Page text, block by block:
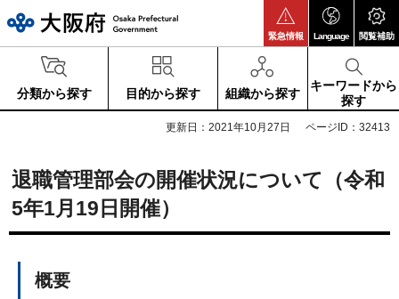
緊急情報 Language 閲覧補助
分類から探す 目的から探す 組織から探す
キーワードから
探す
更新日：2021年10月27日 ページID：32413
退職管理部会の開催状況について（令和
5年1月19日開催）
概要